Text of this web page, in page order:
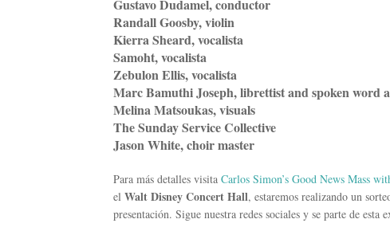
Gustavo Dudamel, conductor
Randall Goosby, violin
Kierra Sheard, vocalista
Samoht, vocalista
Zebulon Ellis, vocalista
Marc Bamuthi Joseph, librettist and spoken word
Melina Matsoukas, visuals
The Sunday Service Collective
Jason White, choir master
Para más detalles visita Carlos Simon’s Good News Mass
el Walt Disney Concert Hall, estaremos realizando un
presentación. Sigue nuestra redes sociales y se parte de esta